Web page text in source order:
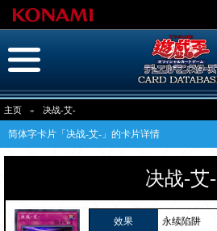
主页 » 决战-艾-
简体字卡片「决战-艾-」的卡片详情
决战-艾-
效果 永续陷阱